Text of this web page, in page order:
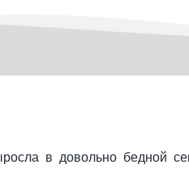
в довольно бедной